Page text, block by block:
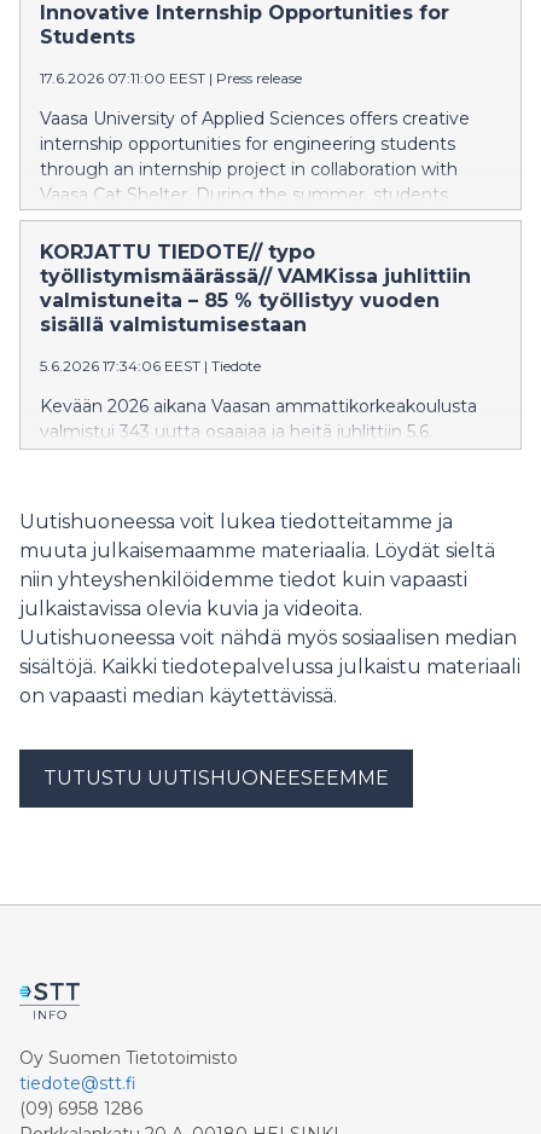
pienemmästä osasta koostuvan projektin kissatalon
toiminnan kehittämiseen. Paikalliset yritykset tukevat
oppiminen.
Innovative Internship Opportunities for
Students
17.6.2026 07:11:00 EEST | Press release
Vaasa University of Applied Sciences offers creative
internship opportunities for engineering students
through an internship project in collaboration with
Vaasa Cat Shelter. During the summer, students
complete a study-related internship by carrying out a
project consisting of four smaller parts aimed at
developing the cat shelter’s operations. Local
companies support the initiative, which combines
theoretical and practical learning.
KORJATTU TIEDOTE// typo
työllistymismäärässä// VAMKissa juhlittiin
valmistuneita – 85 % työllistyy vuoden
sisällä valmistumisestaan
5.6.2026 17:34:06 EEST | Tiedote
Kevään 2026 aikana Vaasan ammattikorkeakoulusta
valmistui 343 uutta osaajaa ja heitä juhlittiin 5.6.
järjestetyssä valmistujaisjuhlassa Palosaaren
kasvoi 20 % viime keväästä. Valmistuneet työllistyvät
keskimääräisesti erittäin hyvin ja länsirannikolle heistä
työllistyy 70 %
Uutishuoneessa voit lukea tiedotteitamme ja
muuta julkaisemaamme materiaalia. Löydät sieltä
niin yhteyshenkilöidemme tiedot kuin vapaasti
julkaistavissa olevia kuvia ja videoita.
Uutishuoneessa voit nähdä myös sosiaalisen median
sisältöjä. Kaikki tiedotepalvelussa julkaistu materiaali
on vapaasti median käytettävissä.
TUTUSTU UUTISHUONEESEEMME
Oy Suomen Tietotoimisto
tiedote@stt.fi
(09) 6958 1286